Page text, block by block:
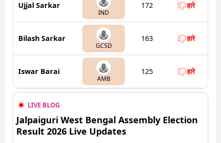
Ujjal Sarkar
IND
172 हारे
Bilash Sarkar
GCSD
163 हारे
Iswar Barai
AMB
125 हारे
LIVE BLOG
Jalpaiguri West Bengal Assembly Election
Result 2026 Live Updates